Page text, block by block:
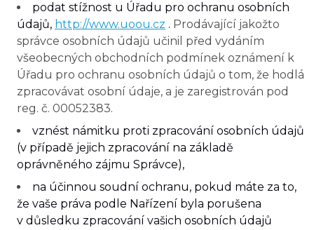
podat stížnost u Úřadu pro ochranu osobních
údajů, http://www.uoou.cz . Prodávající jakožto
správce osobních údajů učinil před vydáním
všeobecných obchodních podmínek oznámení k
Úřadu pro ochranu osobních údajů o tom, že hodlá
zpracovávat osobní údaje, a je zaregistrován pod
reg. č. 00052383.
vznést námitku proti zpracování osobních údajů
(v případě jejich zpracování na základě
oprávněného zájmu Správce),
na účinnou soudní ochranu, pokud máte za to,
že vaše práva podle Nařízení byla porušena
v důsledku zpracování vašich osobních údajů